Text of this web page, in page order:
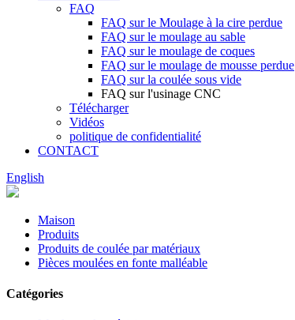
FAQ
FAQ sur le Moulage à la cire perdue
FAQ sur le moulage au sable
FAQ sur le moulage de coques
FAQ sur le moulage de mousse perdue
FAQ sur la coulée sous vide
FAQ sur l'usinage CNC
Télécharger
Vidéos
politique de confidentialité
CONTACT
English
Maison
Produits
Produits de coulée par matériaux
Pièces moulées en fonte malléable
Catégories